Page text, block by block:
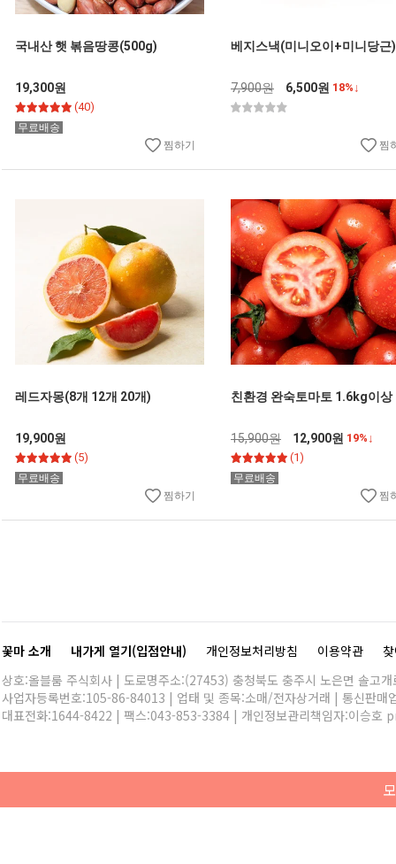
국내산 햇 볶음땅콩(500g)
19,300원
(40)
무료배송
찜하기
베지스낵(미니오이+미니당근)
7,900원 6,500원 18%↓
찜
레드자몽(8개 12개 20개)
19,900원
(5)
무료배송
찜하기
친환경 완숙토마토 1.6kg이상
15,900원 12,900원 19%↓
(1)
무료배송
찜
꽃마 소개 내가게 열기(입점안내) 개인정보처리방침 이용약관
상호:올블룸 주식회사 | 도로명주소:(27453) 충청북도 충주시 노은면 솔고
사업자등록번호:105-86-84013 | 업태 및 종목:소매/전자상거래 | 통신판매
대표전화:1644-8422 | 팩스:043-853-3384 | 개인정보관리책임자:이승호